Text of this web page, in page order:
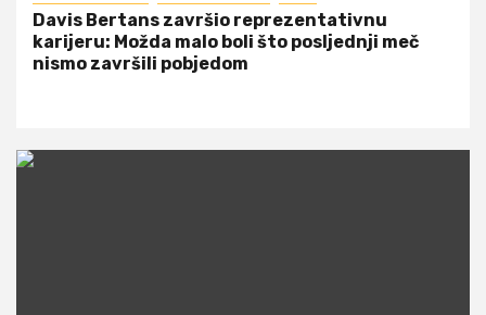
Davis Bertans završio reprezentativnu
karijeru: Možda malo boli što posljednji meč
nismo završili pobjedom